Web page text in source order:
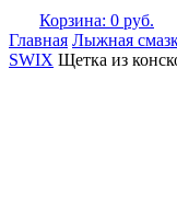
Корзина: 0 руб.
Главная Лыжная
SWIX Щетка из